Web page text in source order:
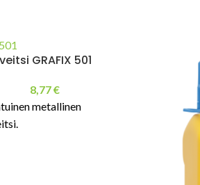
GRAFIX 501
8,77€
metallinen